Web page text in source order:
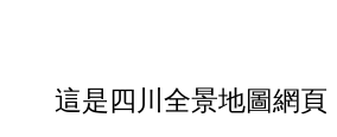
這是四川全景地圖網頁